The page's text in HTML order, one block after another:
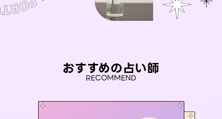
おすすめの占い師
RECOMMEND